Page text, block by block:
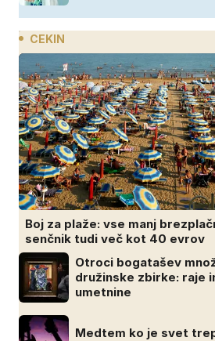
CEKIN
Boj za plaže: vse manj
senčnik tudi več kot 40 evrov
Otroci bogatašev
družinske zbirke: raje
umetnine
Medtem ko je svet